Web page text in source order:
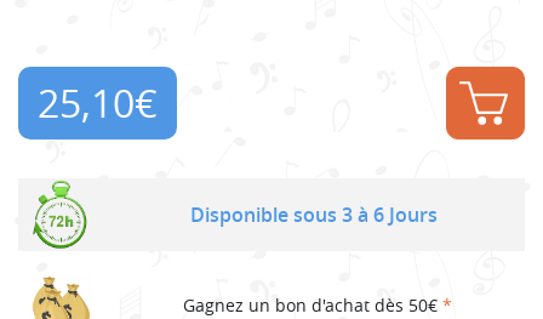
25,10€
Disponible sous 3 à 6 Jours
Gagnez un bon d'achat dès 50€ *